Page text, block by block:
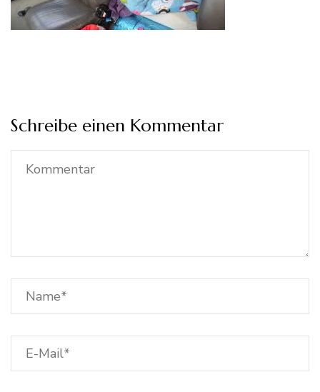
Schreibe einen Kommentar